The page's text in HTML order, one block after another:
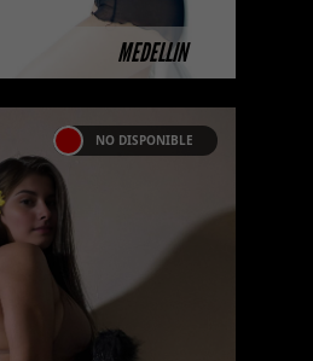
MEDELLIN
INFORMACIÓN
NO DISPONIBLE
Algunas de
aún no tienen
en la web
completando su